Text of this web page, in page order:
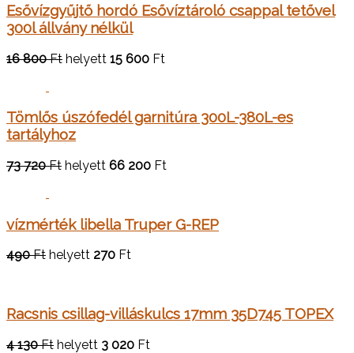
Esővízgyűjtő hordó Esővíztároló csappal tetővel
300l állvány nélkül
16 800 Ft helyett 15 600 Ft
Tömlős úszófedél garnitúra 300L-380L-es
tartályhoz
73 720 Ft helyett 66 200 Ft
vízmérték libella Truper G-REP
490 Ft helyett 270 Ft
Racsnis csillag-villáskulcs 17mm 35D745 TOPEX
4 130 Ft helyett 3 020 Ft